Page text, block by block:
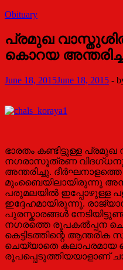
Obituary
പ്രമുഖ
കൊറയ
June 18, 2015June 18, 2015 -
ഭാരതം കണ്ടിട്ടുള്ള
നഗരാസൂത്രണ
അന്തരിച്ചു.
മുംബൈയിലായിരുന്നു
പരുമലയിൽ ഇപ്പോഴുള്ള
ഇദ്ദേഹമായിരുന്നു.
പുരസ്കാരങ്ങൾ
നഗരത്തെ രൂപകൽപ്പന
കെട്ടിടത്തിന്റെ ആന്തരിക
ചെയ്യാതെ കലാപരമായ
രൂപപ്പെടുത്തിയയാളാണ്